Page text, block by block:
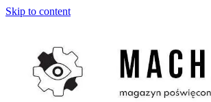
Skip to content